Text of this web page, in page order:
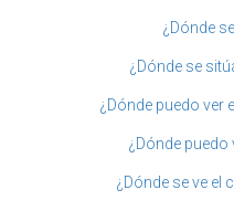
¿Dónde
¿Dónde se
¿Dónde puedo ver
¿Dónde puedo
¿Dónde se ve el